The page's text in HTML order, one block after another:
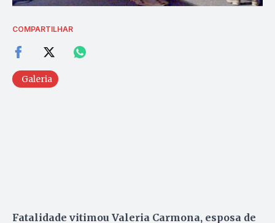
COMPARTILHAR
Galeria
Fatalidade vitimou Valeria Carmona, esposa de